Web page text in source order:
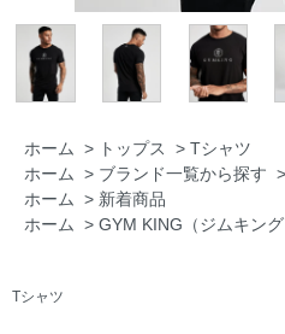
ホーム > トップス > Tシャツ
ホーム
> ブランド一覧から探す >
ホーム
> 新着商品
ホーム
> GYM KING（ジムキング
Tシャツ